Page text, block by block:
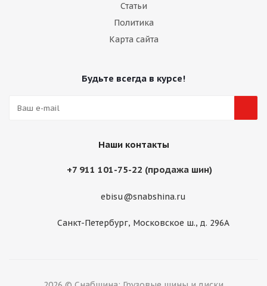
Статьи
Политика
Карта сайта
Будьте всегда в курсе!
Наши контакты
+7 911 101-75-22 (продажа шин)
ebisu@snabshina.ru
Санкт-Петербург, Московское ш., д. 296А